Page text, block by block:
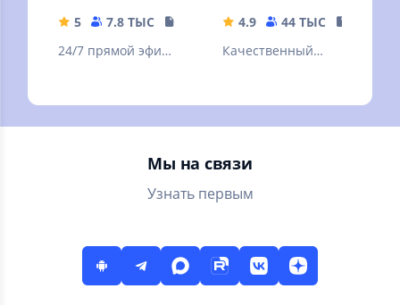
5 7.8 ТЫС
85.96 MB
24/7 прямой эфир,
4.9 44 ТЫС
Качественный
знакомства с
профи
Мы на связи
Узнать первым